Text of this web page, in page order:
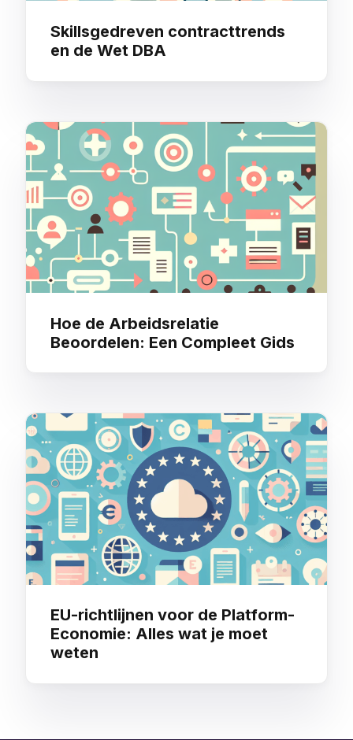
Skillsgedreven contracttrends
en de Wet DBA
Hoe de Arbeidsrelatie
Beoordelen: Een Compleet Gids
EU-richtlijnen voor de Platform-
Economie: Alles wat je moet
weten